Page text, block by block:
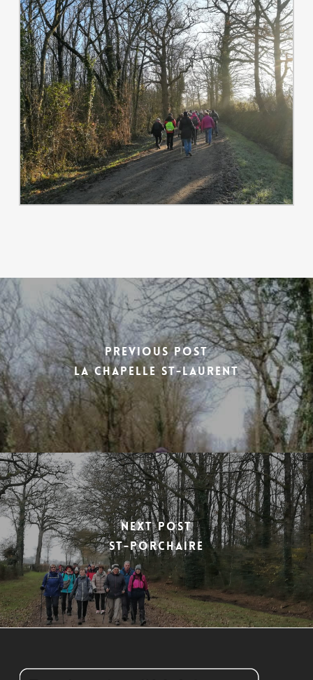
Previous Post
LA CHAPELLE ST-LAURENT
Next Post
ST-PORCHAIRE